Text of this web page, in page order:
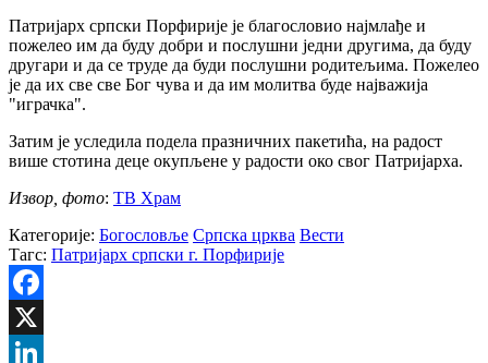
Патријарх српски Порфирије је благословио најмлађе и
пожелео им да буду добри и послушни једни другима, да буду
другари и да се труде да буди послушни родитељима. Пожелео
је да их све све Бог чува и да им молитва буде најважија
"играчка".
Затим је уследила подела празничних пакетића, на радост
више стотина деце окупљене у радости око свог Патријарха.
Извор, фото: ТВ Храм
Категорије: Богословље Српска црква Вести
Тагс: Патријарх српски г. Порфирије
Facebook
X